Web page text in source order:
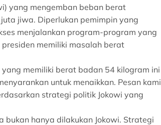
yang mengemban beban berat
jiwa. Diperlukan pemimpin yang
menjalankan program-program yang
memiliki masalah berat
memiliki berat badan 54 kilogram ini
untuk menaikkan. Pesan kami
strategi politik Jokowi yang
bukan hanya dilakukan Jokowi. Strategi